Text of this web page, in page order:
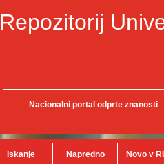
Repozitorij
Nacionalni portal odprte znanosti
Iskanje Napredno Novo v